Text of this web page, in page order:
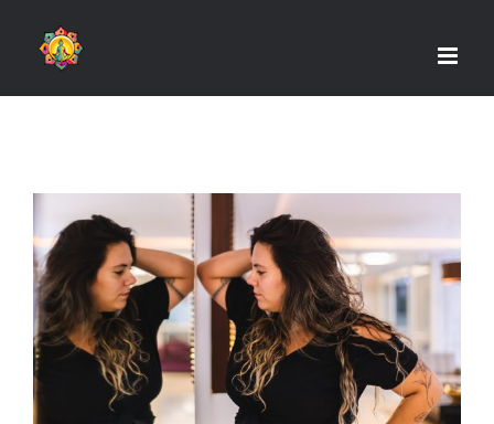
SE AMAR NÃO É SE ACHAR LINDA